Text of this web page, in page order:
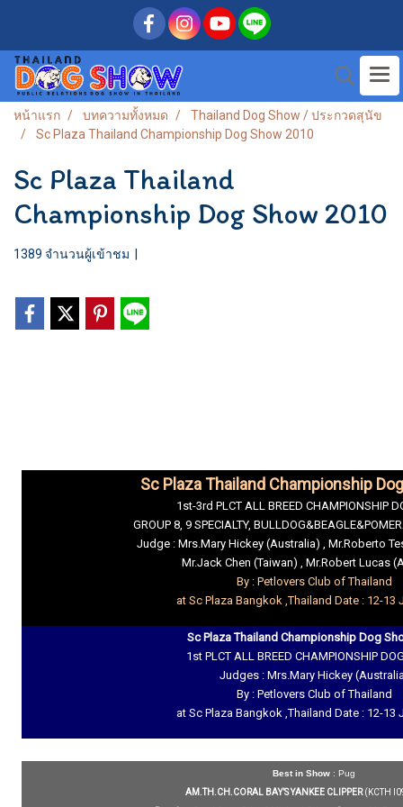
หน้าแรก บทความทั้งหมด
Thailand Dog Show / ประกวดสุนัข
Sc Plaza Thailand Championship Dog Show 2010
Sc Plaza Thailand
Championship Dog Show 2010
1389 จำนวนผู้เข้าชม
Sc Plaza Thailand Championship
1st-3rd PLCT ALL BREED CHAMPIONSHIP
GROUP 8, 9 SPECIALTY,
Judge : Mrs.Mary Hickey (Australia) , Mr.Roberto
Mr.Jack Chen (Taiwan) , Mr.Robert Lucas
By : Petlovers Club of Thailand
at Sc Plaza Bangkok ,Thailand Date : 12-13
Sc Plaza Thailand Championship Dog
1st PLCT ALL BREED CHAMPIONSHIP
Judges : Mrs.Mary Hickey
By : Petlovers Club of Thailand
at Sc Plaza Bangkok ,Thailand Date : 12-13
Best in Show : Pug
AM.TH.CH.CORAL BAY’S YANKEE CLIPPER(KCTH